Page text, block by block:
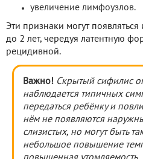
увеличение лимфоузлов.
Эти признаки могут
до 2 лет, чередуя латентную
рецидивной.
Важно! Скрытый сифилис
наблюдается типичных
передаться ребёнку и
нём не появляются
слизистых, но могут быть
небольшое повышение